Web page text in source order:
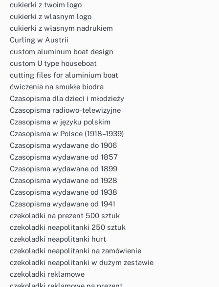
cukierki z twoim logo
cukierki z wlasnym logo
cukierki z własnym nadrukiem
Curling w Austrii
custom aluminum boat design
custom U type houseboat
cutting files for aluminium boat
ćwiczenia na smukłe biodra
Czasopisma dla dzieci i młodzieży
Czasopisma radiowo-telewizyjne
Czasopisma w języku polskim
Czasopisma w Polsce (1918–1939)
Czasopisma wydawane do 1906
Czasopisma wydawane od 1857
Czasopisma wydawane od 1899
Czasopisma wydawane od 1928
Czasopisma wydawane od 1938
Czasopisma wydawane od 1941
czekoladki na prezent 500 sztuk
czekoladki neapolitanki 250 sztuk
czekoladki neapolitanki hurt
czekoladki neapolitanki na zamówienie
czekoladki neapolitanki w dużym zestawie
czekoladki reklamowe